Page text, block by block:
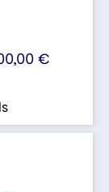
€